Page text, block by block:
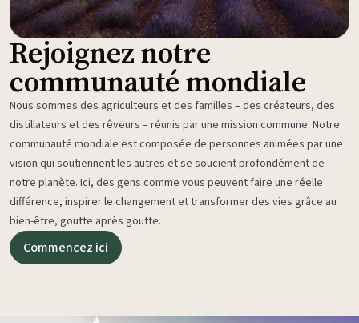
Rejoignez notre
communauté mondiale
Nous sommes des agriculteurs et des familles – des créateurs, des
distillateurs et des rêveurs – réunis par une mission commune. Notre
communauté mondiale est composée de personnes animées par une
vision qui soutiennent les autres et se soucient profondément de
notre planète. Ici, des gens comme vous peuvent faire une réelle
différence, inspirer le changement et transformer des vies grâce au
bien-être, goutte après goutte.
Commencez ici